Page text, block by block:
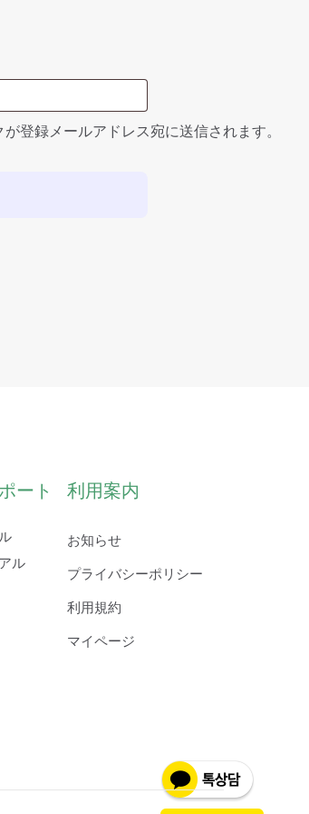
登録メールアドレス宛に送信されます。
ート
ル
利用案内
お知らせ
プライバシーポリシー
利用規約
マイページ